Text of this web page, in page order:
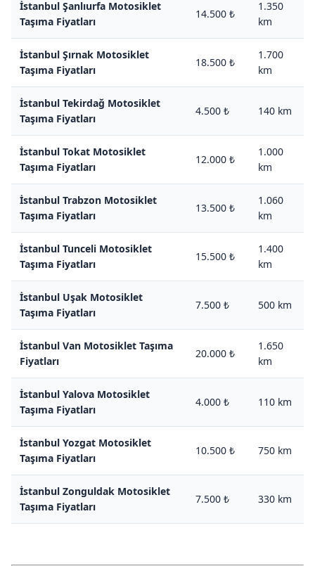
İstanbul Şanlıurfa Motosiklet
Taşıma Fiyatları
14.500 ₺
1.350
km
İstanbul Şırnak Motosiklet
Taşıma Fiyatları
18.500 ₺
1.700
km
İstanbul Tekirdağ Motosiklet
Taşıma Fiyatları
4.500 ₺ 140 km
İstanbul Tokat Motosiklet
Taşıma Fiyatları
12.000 ₺
1.000
km
İstanbul Trabzon Motosiklet
Taşıma Fiyatları
13.500 ₺
1.060
km
İstanbul Tunceli Motosiklet
Taşıma Fiyatları
15.500 ₺
1.400
km
İstanbul Uşak Motosiklet
Taşıma Fiyatları
7.500 ₺ 500 km
İstanbul Van Motosiklet Taşıma
Fiyatları
20.000 ₺
1.650
km
İstanbul Yalova Motosiklet
Taşıma Fiyatları
4.000 ₺ 110 km
İstanbul Yozgat Motosiklet
Taşıma Fiyatları
10.500 ₺ 750 km
İstanbul Zonguldak Motosiklet
Taşıma Fiyatları
7.500 ₺ 330 km